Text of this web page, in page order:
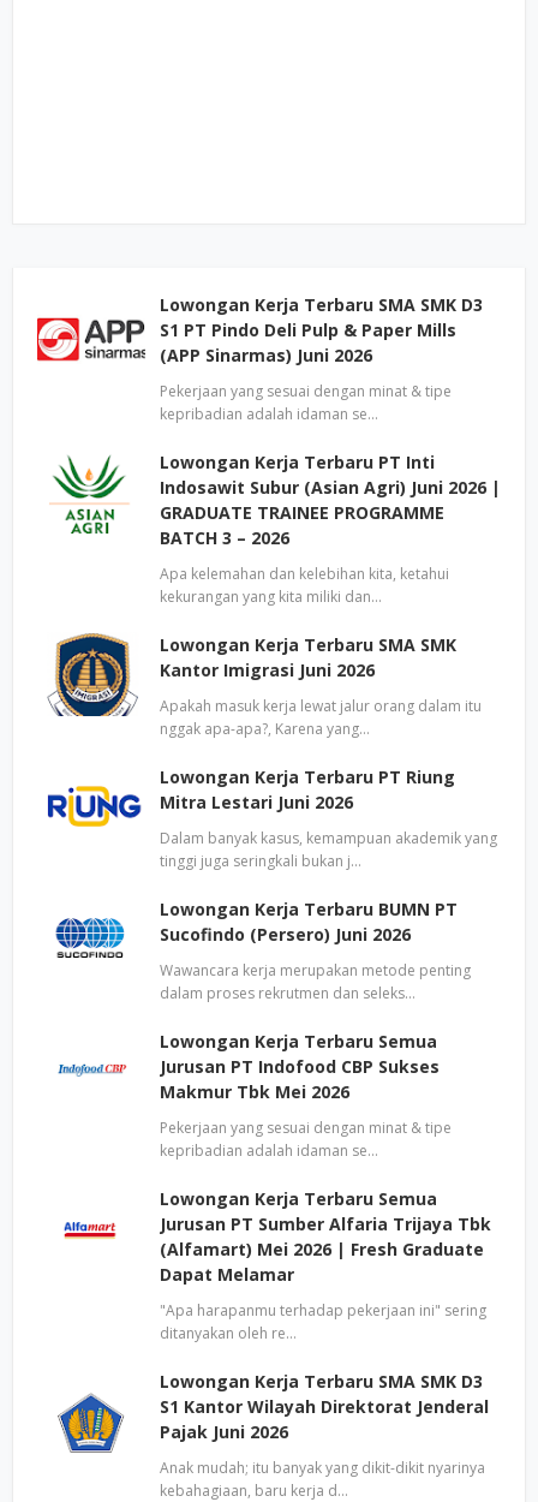
Lowongan Kerja Terbaru SMA SMK D3
S1 PT Pindo Deli Pulp & Paper Mills
(APP Sinarmas) Juni 2026
Pekerjaan yang sesuai dengan minat & tipe
kepribadian adalah idaman se…
Lowongan Kerja Terbaru PT Inti
Indosawit Subur (Asian Agri) Juni 2026 |
GRADUATE TRAINEE PROGRAMME
BATCH 3 – 2026
Apa kelemahan dan kelebihan kita, ketahui
kekurangan yang kita miliki dan…
Lowongan Kerja Terbaru SMA SMK
Kantor Imigrasi Juni 2026
Apakah masuk kerja lewat jalur orang dalam itu
nggak apa-apa?, Karena yang…
Lowongan Kerja Terbaru PT Riung
Mitra Lestari Juni 2026
Dalam banyak kasus, kemampuan akademik yang
tinggi juga seringkali bukan j…
Lowongan Kerja Terbaru BUMN PT
Sucofindo (Persero) Juni 2026
Wawancara kerja merupakan metode penting
dalam proses rekrutmen dan seleks…
Lowongan Kerja Terbaru Semua
Jurusan PT Indofood CBP Sukses
Makmur Tbk Mei 2026
Pekerjaan yang sesuai dengan minat & tipe
kepribadian adalah idaman se…
Lowongan Kerja Terbaru Semua
Jurusan PT Sumber Alfaria Trijaya Tbk
(Alfamart) Mei 2026 | Fresh Graduate
Dapat Melamar
"Apa harapanmu terhadap pekerjaan ini" sering
ditanyakan oleh re…
Lowongan Kerja Terbaru SMA SMK D3
S1 Kantor Wilayah Direktorat Jenderal
Pajak Juni 2026
Anak mudah; itu banyak yang dikit-dikit nyarinya
kebahagiaan, baru kerja d…